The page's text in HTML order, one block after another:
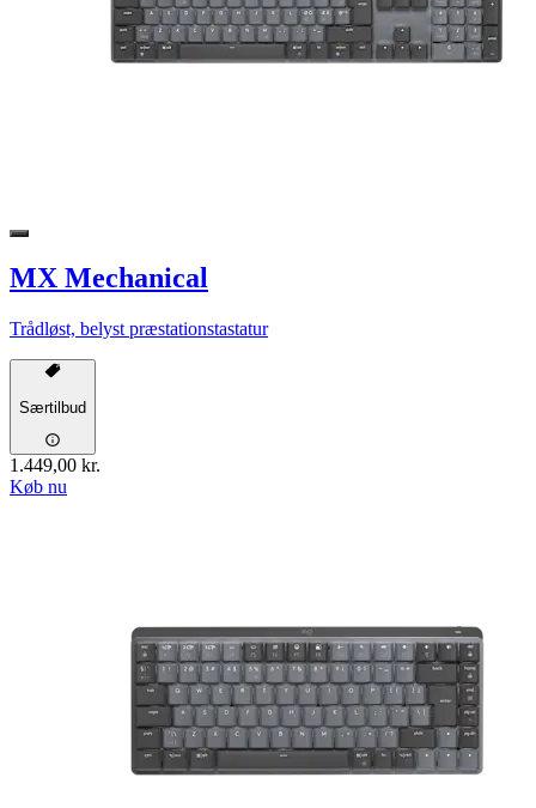
MX Mechanical
Trådløst, belyst præstationstastatur
Særtilbud
1.449,00 kr.
Køb nu